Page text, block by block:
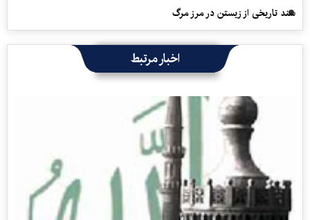
سند تاریخی از زیستن در مرز مرگ
اخبار مرتبط